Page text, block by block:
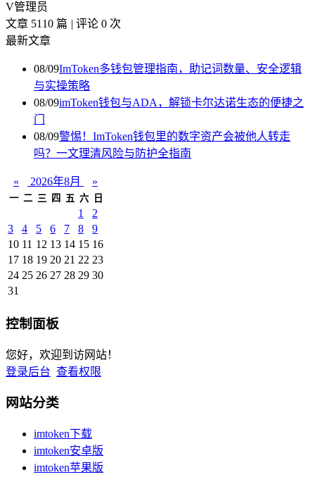
V管理员
文章 5110 篇 | 评论 0 次
最新文章
08/09ImToken多钱包管理指南，助记词数量、安全逻辑
与实操策略
08/09imToken钱包与ADA，解锁卡尔达诺生态的便捷之
门
08/09警惕！ImToken钱包里的数字资产会被他人转走
吗？一文理清风险与防护全指南
« 2026年8月 »
一 二 三 四 五 六 日
1
2
3
4 5 6 7 8
9
10 11 12 13 14 15 16
17 18 19 20 21 22 23
24 25 26 27 28 29 30
31
控制面板
您好，欢迎到访网站！
登录后台 查看权限
网站分类
imtoken下载
imtoken安卓版
imtoken苹果版